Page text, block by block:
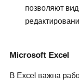
позволяют
Microsoft Excel
В Excel важна